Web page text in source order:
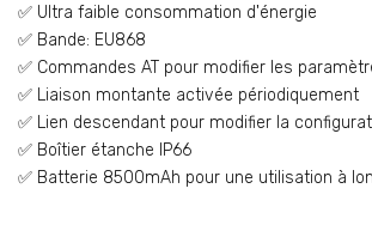
✅ Ultra faible consommation d'énergie
✅ Bande: EU868
✅ Commandes AT pour modifier les
✅ Liaison montante activée périodiquement
✅ Lien descendant pour modifier la
✅ Boîtier étanche IP66
✅ Batterie 8500mAh pour une utilisation à